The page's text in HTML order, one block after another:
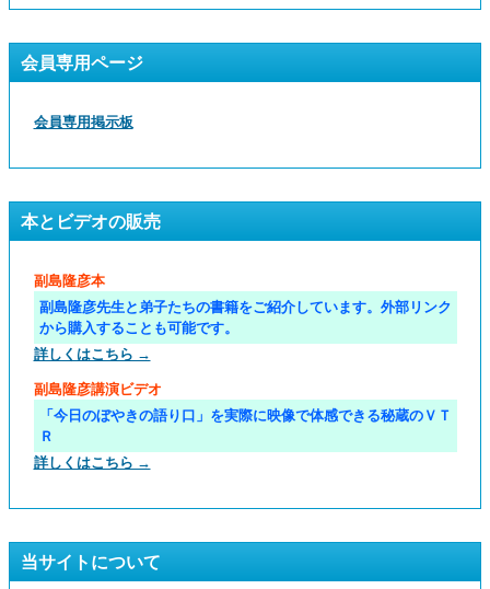
会員専用ページ
会員専用掲示板
本とビデオの販売
副島隆彦本
副島隆彦先生と弟子たちの書籍をご紹介しています。外部リンク
から購入することも可能です。
詳しくはこちら →
副島隆彦講演ビデオ
「今日のぼやきの語り口」を実際に映像で体感できる秘蔵のＶＴ
Ｒ
詳しくはこちら →
当サイトについて